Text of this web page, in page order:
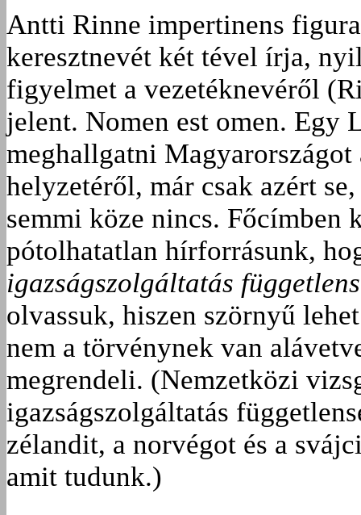
Antti Rinne impertinens
keresztnevét két tével írja,
figyelmet a vezetéknevéről
jelent. Nomen est omen. Egy
meghallgatni
helyzetéről, már csak azért
semmi köze nincs. Főcímben
pótolhatatlan hírforrásunk,
igazságszolgáltatás
olvassuk, hiszen szörnyű
nem a törvénynek van
megrendeli. (Nemzetközi
igazságszolgáltatás
zélandit, a norvégot és a
amit tudunk.)